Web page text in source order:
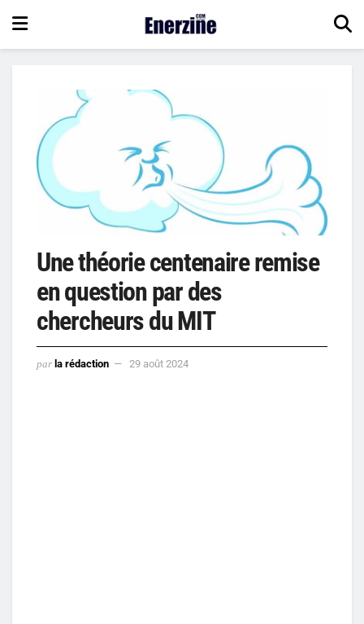
Une théorie centenaire remise
en question par des
chercheurs du MIT
par la rédaction 29 août 2024